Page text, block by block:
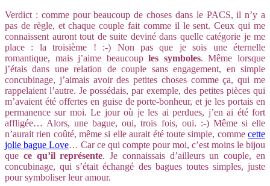
Verdict : comme pour beaucoup de choses dans le PACS, il n’y a
pas de règle, et chaque couple fait comme il le sent. Ceux qui me
connaissent auront tout de suite deviné dans quelle catégorie je me
place : la troisième ! :-) Non pas que je sois une éternelle
romantique, mais j’aime beaucouples symboles. Même lorsque
j’étais dans une relation de couple sans engagement, en simple
concubinage, j’aimais avoir des petites choses comme ça, qui me
rappelaient l’autre. Je possédais, par exemple, des petites pièces qui
m’avaient été offertes en guise de porte-bonheur, et je les portais en
permanence sur moi. Le jour où je les ai perdues, j’en ai été fort
affligée… Alors, une bague, oui, trois fois, oui. :-) Même si elle
n’aurait rien coûté, même si elle aurait été toute simple, comme cette
jolie bague Love… Car ce qui compte pour moi, c’est moins le bijou
que ce qu’il représente. Je connaissais d’ailleurs un couple, en
concubinage, qui s’était échangé des bagues toutes simples, juste
pour symboliser leur amour.